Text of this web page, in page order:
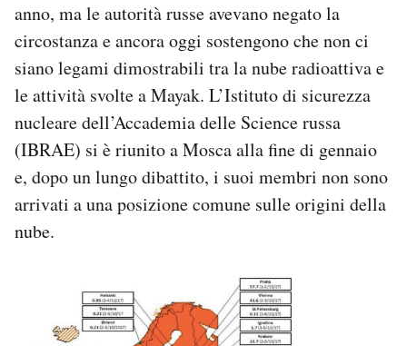
anno, ma le autorità russe avevano negato la
circostanza e ancora oggi sostengono che non ci
siano legami dimostrabili tra la nube radioattiva e
le attività svolte a Mayak. L’Istituto di sicurezza
nucleare dell’Accademia delle Science russa
(IBRAE) si è riunito a Mosca alla fine di gennaio
e, dopo un lungo dibattito, i suoi membri non sono
arrivati a una posizione comune sulle origini della
nube.